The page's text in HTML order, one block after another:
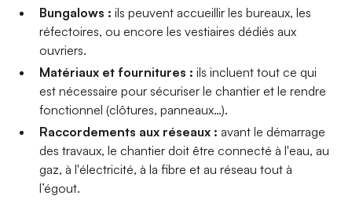
Bungalows : ils peuvent accueillir les bureaux, les
réfectoires, ou encore les vestiaires dédiés aux
ouvriers.
Matériaux et fournitures : ils incluent tout ce qui
est nécessaire pour sécuriser le chantier et le rendre
fonctionnel (clôtures, panneaux…).
Raccordements aux réseaux : avant le démarrage
des travaux, le chantier doit être connecté à l'eau, au
gaz, à l'électricité, à la fibre et au réseau tout à
l’égout.